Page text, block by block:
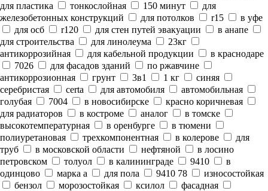
для пластика
тонкослойная 150 минут
для
железобетонных конструкций
для потолков r15
в уфе
для осб
r120 для стен путей эвакуации
в анапе
для строительства
для линолеума
23кг
антикоррозийная
для кабельной продукции
в краснодаре
7026
для фасадов зданий
по ржавчине
антикоррозионная
грунт 3в1 1 кг
синяя
серебристая
certa для автомобиля
автомобильная
голубая
7004 в новосибирске
красно коричневая
для радиаторов
в костроме аналог
в томске
высокотемпературная
в оренбурге
в тюмени
полиуретановая
трехкомпонентная в колерове
для
труб
в московской области нефтяной
в лосино
петровском
толуол в калининграде 9410
в
одинцово
марка а для пола 9410 78
износостойкая
бензол
морозостойкая ксилол
фасадная